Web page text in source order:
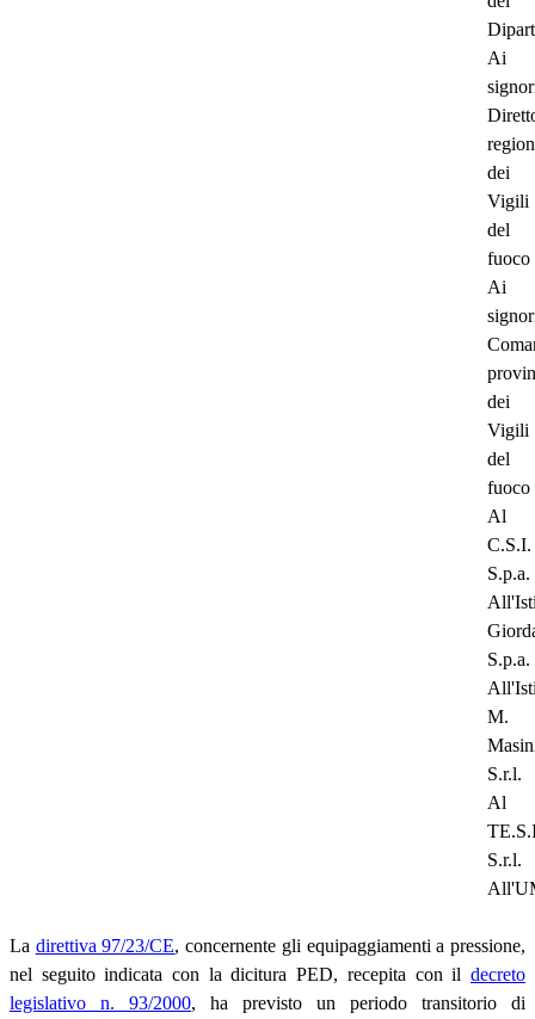
Ai
dei
Vigili
del
fuoco
Ai
dei
Vigili
del
fuoco
Al
C.S.I.
S.p.a.
S.p.a.
M.
S.r.l.
Al
S.r.l.
La direttiva 97/23/CE, concernente gli equipaggiamenti a pressione,
nel seguito indicata con la dicitura PED, recepita con il decreto
legislativo n. 93/2000, ha previsto un periodo transitorio di